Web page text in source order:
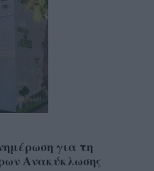
για τη
Ανακύκλωσης